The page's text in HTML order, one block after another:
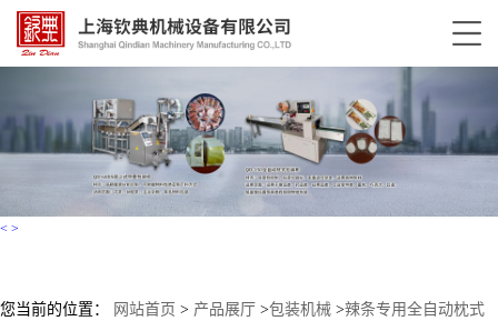
< >
您当前的位置： 网站首页 > 产品展厅 >包装机械 >辣条专用全自动枕式